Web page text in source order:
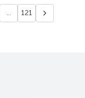
... 121